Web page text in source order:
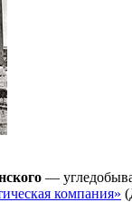
—
компания»